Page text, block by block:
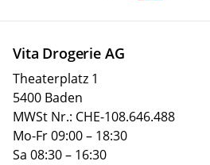
Vita Drogerie AG
Theaterplatz 1
5400 Baden
MWSt Nr.: CHE-108.646.488
Mo-Fr 09:00 – 18:30
Sa 08:30 – 16:30